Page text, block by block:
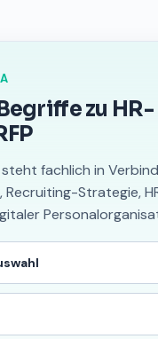
zu HR-
steht fachlich in
Recruiting-Strategie,